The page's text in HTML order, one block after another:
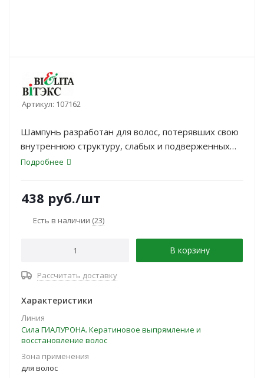
Артикул: 107162
Шампунь разработан для волос, потерявших свою
внутреннюю структуру, слабых и подверженных
ломкости.
Подробнее
438 руб./шт
Есть в наличии (23)
В корзину
Рассчитать доставку
Характеристики
Линия
Сила ГИАЛУРОНА. Кератиновое выпрямление и
восстановление волос
Зона применения
для волос